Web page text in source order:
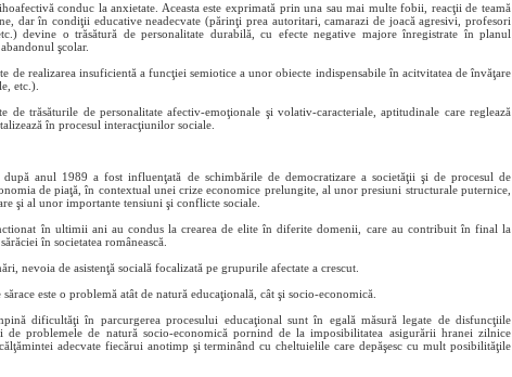
conduc la anxietate. Aceasta este exprimată prin una sau mai multe fobii, reacţii de teamă
dar în condiţii educative neadecvate (părinţi prea autoritari, camarazi de joacă agresivi, profesori
devine o trăsătură de personalitate durabilă, cu efecte negative majore înregistrate în planul
şcolar.
de realizarea insuficientă a funcţiei semiotice a unor obiecte indispensabile în acitvitatea de învăţare
etc.).
de trăsăturile de personalitate afectiv-emoţionale şi volativ-caracteriale, aptitudinale care reglează
în procesul interacţiunilor sociale.
anul 1989 a fost influenţată de schimbările de democratizare a societăţii şi de procesul de
de piaţă, în contextual unei crize economice prelungite, al unor presiuni structurale puternice,
şi al unor importante tensiuni şi conflicte sociale.
în ultimii ani au condus la crearea de elite în diferite domenii, care au contribuit în final la
în societatea românească.
nevoia de asistenţă socială focalizată pe grupurile afectate a crescut.
este o problemă atât de natură educaţională, cât şi socio-economică.
dificultăţi în parcurgerea procesului educaţional sunt în egală măsură legate de disfuncţiile
de problemele de natură socio-economică pornind de la imposibilitatea asigurării hranei zilnice
adecvate fiecărui anotimp şi terminând cu cheltuielile care depăşesc cu mult posibilităţile